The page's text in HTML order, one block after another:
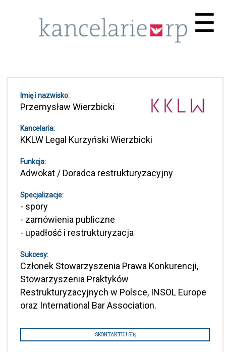
☰
Imię i nazwisko:
Przemysław Wierzbicki
Kancelaria:
KKLW Legal Kurzyński Wierzbicki
Funkcja:
Adwokat / Doradca restrukturyzacyjny
Specjalizacje:
- spory
- zamówienia publiczne
- upadłość i restrukturyzacja
Sukcesy:
Członek Stowarzyszenia Prawa Konkurencji,
Stowarzyszenia Praktyków
Restrukturyzacyjnych w Polsce, INSOL Europe
oraz International Bar Association.
SKONTAKTUJ SIĘ